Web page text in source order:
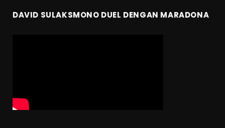
DAVID SULAKSMONO DUEL DENGAN MARADONA